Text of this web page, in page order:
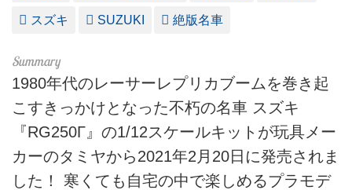
スズキ SUZUKI 絶版名車
1980年代のレーサーレプリカブームを巻き起
こすきっかけとなった不朽の名車 スズキ
『RG250Γ』の1/12スケールキットが玩具メー
カーのタミヤから2021年2月20日に発売されま
した！ 寒くても自宅の中で楽しめるプラモデ